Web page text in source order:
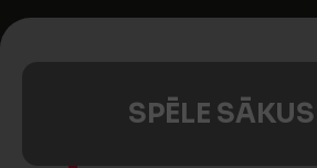
SPĒLE